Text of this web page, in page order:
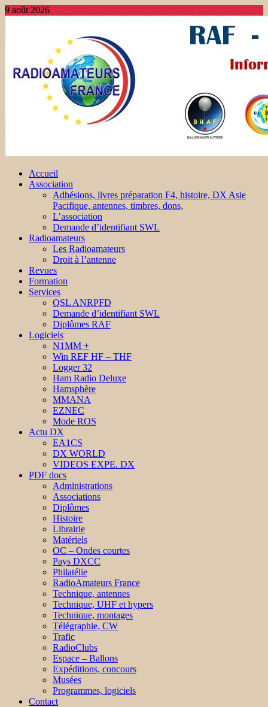
9 août 2026
Accueil
Association
Adhésions, livres préparation F4, histoire, DX Asie
Pacifique, antennes, timbres, dons,
L’association
Demande d’identifiant SWL
Radioamateurs
Les Radioamateurs
Droit à l’antenne
Revues
Formation
Services
QSL ANRPFD
Demande d’identifiant SWL
Diplômes RAF
Logiciels
N1MM +
Win REF HF – THF
Logger 32
Ham Radio Deluxe
Hamsphère
MMANA
EZNEC
Mode ROS
Actu DX
EA1CS
DX WORLD
VIDEOS EXPE. DX
PDF docs
Administrations
Associations
Diplômes
Histoire
Librairie
Matériels
OC – Ondes courtes
Pays DXCC
Philatélie
RadioAmateurs France
Technique, antennes
Technique, UHF et hypers
Technique, montages
Télégraphie, CW
Trafic
RadioClubs
Espace – Ballons
Expéditions, concours
Musées
Programmes, logiciels
Contact